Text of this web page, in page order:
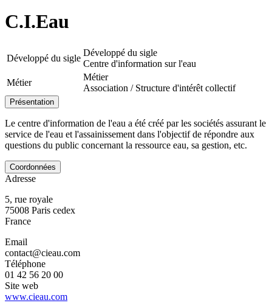
C.I.Eau
Développé du sigle
Développé du sigle
Centre d'information sur l'eau
Métier
Métier
Association / Structure d'intérêt collectif
Présentation
Le centre d'information de l'eau a été créé par les sociétés assurant le
service de l'eau et l'assainissement dans l'objectif de répondre aux
questions du public concernant la ressource eau, sa gestion, etc.
Coordonnées
Adresse
5, rue royale
75008 Paris cedex
France
Email
contact@cieau.com
Téléphone
01 42 56 20 00
Site web
www.cieau.com